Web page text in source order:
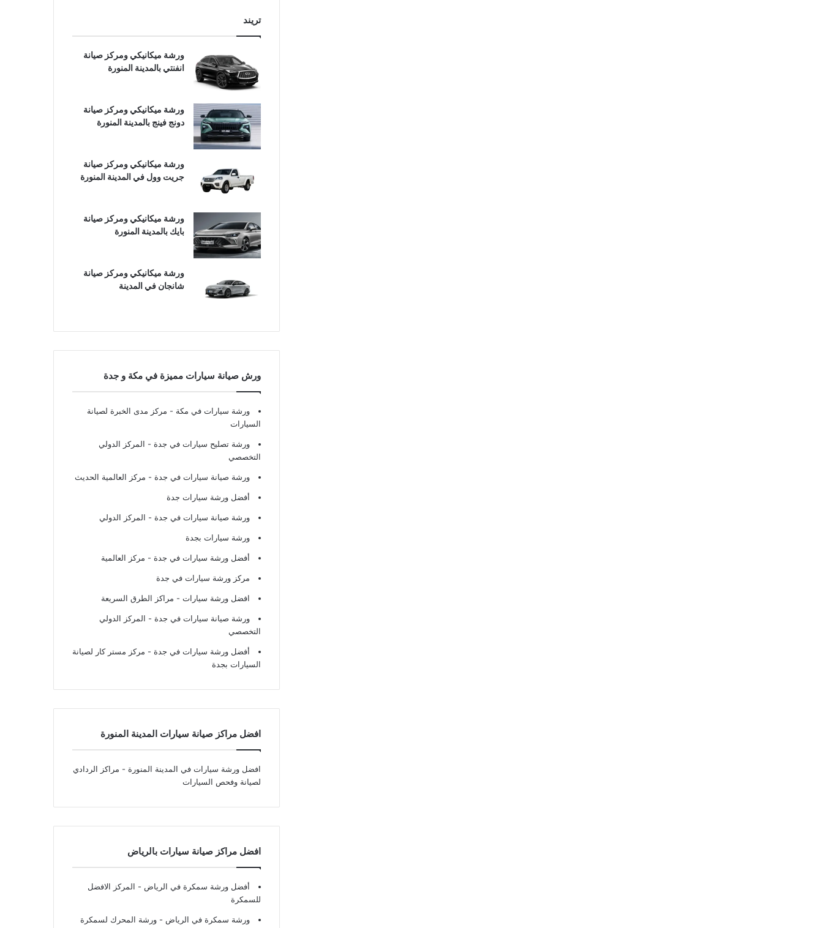
تريند
ورشة ميكانيكي ومركز صيانة
انفنتي بالمدينة المنورة
ورشة ميكانيكي ومركز صيانة
دونج فينج بالمدينة المنورة
ورشة ميكانيكي ومركز صيانة
جريت وول في المدينة المنورة
ورشة ميكانيكي ومركز صيانة
بايك بالمدينة المنورة
ورشة ميكانيكي ومركز صيانة
شانجان في المدينة
ورش صيانة سيارات مميزة في مكة و جدة
ورشة سيارات في مكة - مركز مدى الخبرة لصيانة
السيارات
ورشة تصليح سيارات في جدة - المركز الدولي
التخصصي
ورشة صيانة سيارات في جدة - مركز العالمية الحديث
أفضل ورشة سيارات جدة
ورشة صيانة سيارات في جدة - المركز الدولي
ورشة سيارات بجدة
أفضل ورشة سيارات في جدة - مركز العالمية
مركز ورشة سيارات في جدة
افضل ورشة سيارات - مراكز الطرق السريعة
ورشة صيانة سيارات في جدة - المركز الدولي
التخصصي
أفضل ورشة سيارات في جدة - مركز مستر كار لصيانة
السيارات بجدة
افضل مراكز صيانة سيارات المدينة المنورة
افضل ورشة سيارات في المدينة المنورة - مراكز الردادي
لصيانة وفحص السيارات
افضل مراكز صيانة سيارات بالرياض
أفضل ورشة سمكرة في الرياض - المركز الافضل
للسمكرة
ورشة سمكرة في الرياض - ورشة المحرك لسمكرة